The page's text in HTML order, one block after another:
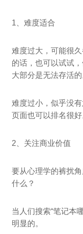
1、难度适合
难度过大，可能很
的话，也可以试试
大部分是无法存活的
难度过小，似乎没
页面也可以排名很好
2、关注商业价值
要从心理学的裤扰
什么？
当人们搜索“笔记本
明显的。